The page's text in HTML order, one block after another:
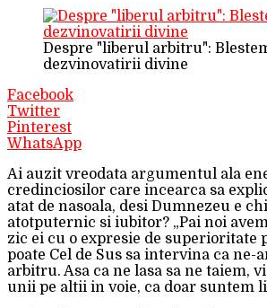
Despre "liberul arbitru":
dezvinovatirii divine
Facebook
Twitter
Pinterest
WhatsApp
Ai auzit vreodata argumentul ala
credinciosilor care incearca sa
atat de nasoala, desi Dumnezeu e
atotputernic si iubitor? „Pai noi
zic ei cu o expresie de superioritate
poate Cel de Sus sa intervina ca
arbitru. Asa ca ne lasa sa ne taiem,
unii pe altii in voie, ca doar suntem